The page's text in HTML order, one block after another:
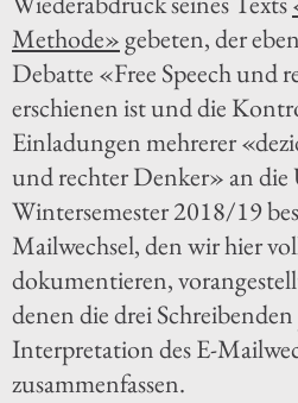
Methode» gebeten, der
Debatte «Free Speech und
erschienen ist und die
Einladungen mehrerer
und rechter Denker» an die
Wintersemester 2018/19
Mailwechsel, den wir hier
dokumentieren,
denen die drei
Interpretation des E-
zusammenfassen.